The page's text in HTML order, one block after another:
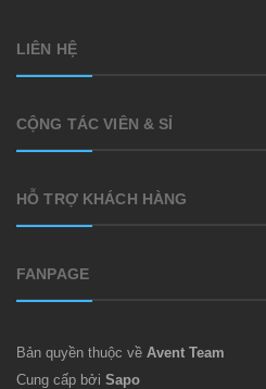
LIÊN HỆ
CỘNG TÁC VIÊN & SỈ
HỖ TRỢ KHÁCH HÀNG
FANPAGE
Bản quyền thuộc về Avent Team
Cung cấp bởi Sapo